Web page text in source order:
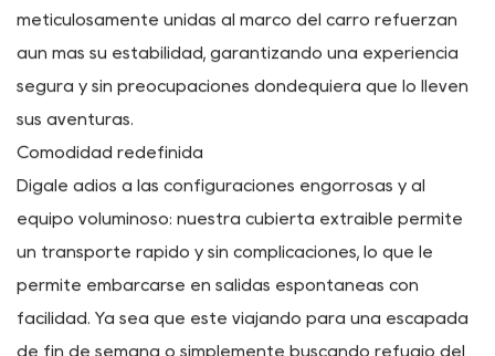
libre, la estabilidad no es negociable. Es por eso que
hemos diseñado nuestra cubierta portátil extraíble
para carro plegable con un firme enfoque en la
estabilidad y la resistencia. Con conectores robustos y
postes de metal resistentes, este dosel cuenta con una
estabilidad inigualable, capaz de soportar ráfagas
repentinas y condiciones climáticas impredecibles.
Además, las correas de gancho y bucle
meticulosamente unidas al marco del carro refuerzan
aún más su estabilidad, garantizando una experiencia
segura y sin preocupaciones dondequiera que lo lleven